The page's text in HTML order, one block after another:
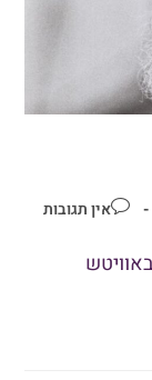
אין תגובות